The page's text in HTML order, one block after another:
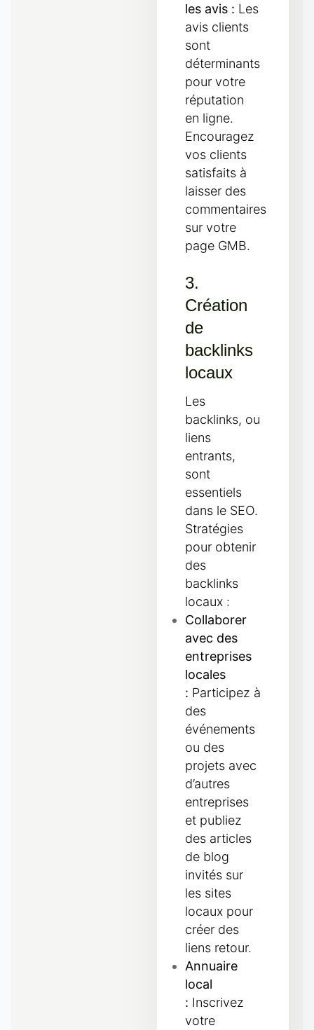
les avis : Les
avis clients
sont
déterminants
pour votre
réputation
en ligne.
Encouragez
vos clients
satisfaits à
laisser des
commentaires
sur votre
page GMB.
3.
Création
de
backlinks
locaux
Les
backlinks, ou
liens
entrants,
sont
essentiels
dans le SEO.
Stratégies
pour obtenir
des
backlinks
locaux :
Collaborer
avec des
entreprises
locales
: Participez à
des
événements
ou des
projets avec
d’autres
entreprises
et publiez
des articles
de blog
invités sur
les sites
locaux pour
créer des
liens retour.
Annuaire
local
: Inscrivez
votre